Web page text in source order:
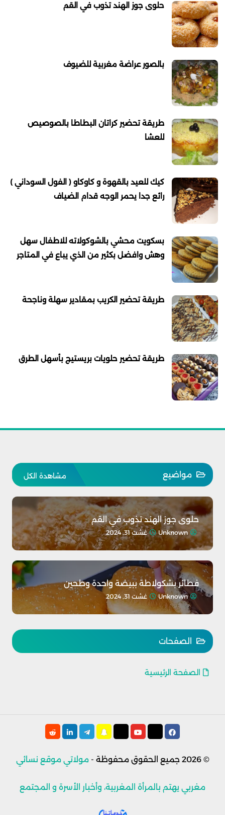
حلوى جوز الهند تذوب في القم
بالصور عراضة مغربية للضيوف
طريقة تحضير كراتان البطاطا بالصوصيص
للعشا
كيك للعيد بالقهوة و كاوكاو ( الفول السوداني )
رائع جدا يحمر الوجه قدام الضياف
بسكويت محشي بالشوكولاته للاطفال سهل
وهش وافضل بكثير من الذي يباع في المتاجر
طريقة تحضير الكريب بمقادير سهلة وناجحة
طريقة تحضير حلويات بريستيج بأسهل الطرق
مشاهدة الكل مواضيع
حلوى جوز الهند تذوب في القم
Unknown غشت 31, 2024
فطائر بشكولاطة ببيضة واحدة وطحين
Unknown غشت 31, 2024
الصفحات
الصفحة الرئيسية
© 2026 جميع الحقوق محفوظة -مولاتي موقع نسائي
مغربي يهتم بالمرأة المغربية، وأخبار الأسرة و المجتمع